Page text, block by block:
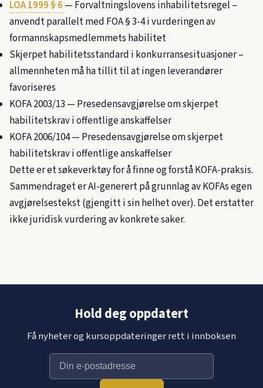
LOA 1999 § 6 — Forvaltningslovens inhabilitetsregel –
anvendt parallelt med FOA § 3-4 i vurderingen av
formannskapsmedlemmets habilitet
Skjerpet habilitetsstandard i konkurransesituasjoner –
allmennheten må ha tillit til at ingen leverandører
favoriseres
KOFA 2003/13 — Presedensavgjørelse om skjerpet
habilitetskrav i offentlige anskaffelser
KOFA 2006/104— Presedensavgjørelse om skjerpet
habilitetskrav i offentlige anskaffelser
Dette er et søkeverktøy for å finne og forstå KOFA-praksis.
Sammendraget er AI-generert på grunnlag av KOFAs egen
avgjørelsestekst (gjengitt i sin helhet over). Det erstatter
ikke juridisk vurdering av konkrete saker.
Hold deg oppdatert
Få nyheter og kursoppdateringer rett i innboksen